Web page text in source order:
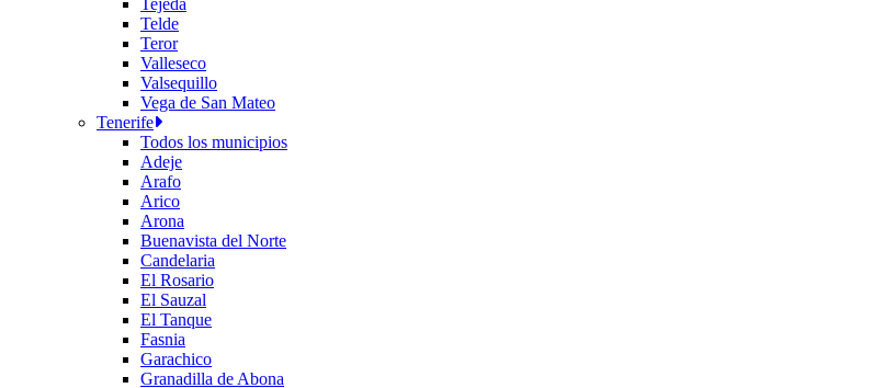
Telde
Teror
Valleseco
Valsequillo
Vega de San Mateo
Tenerife
Todos los municipios
Adeje
Arafo
Arico
Arona
Buenavista del Norte
Candelaria
El Rosario
El Sauzal
El Tanque
Fasnia
Garachico
Granadilla de Abona